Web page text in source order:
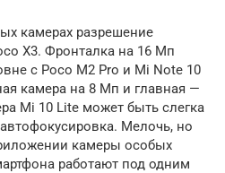
камерах разрешение
X3. Фронталка на 16 Мп
с Poco M2 Pro и Mi Note 10
камера на 8 Мп и главная —
Mi 10 Lite может быть слегка
Мелочь, но
камеры особых
работают под одним